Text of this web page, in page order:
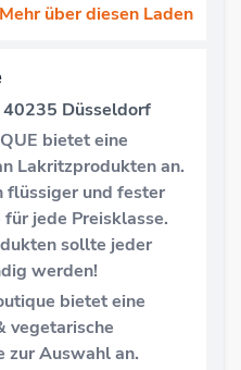
Mehr über diesen Laden
Düsseldorf
bietet eine
Lakritzprodukten an.
flüssiger und fester
für jede Preisklasse.
sollte jeder
werden!
bietet eine
vegetarische
zur Auswahl an.